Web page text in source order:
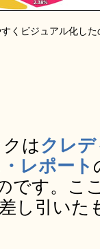
くビジュアル化し
はクレ
レポート
です。こ
し引いた